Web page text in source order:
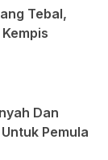
Tebal,
Dan
Pemula